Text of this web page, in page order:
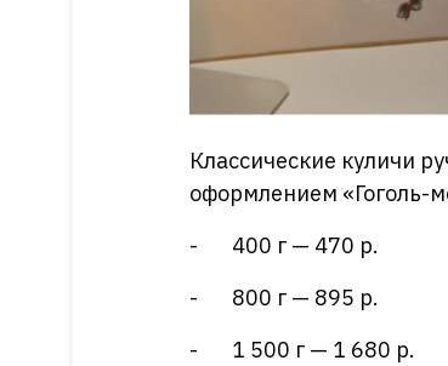
Классические куличи
оформлением «Гоголь-
- 400 г — 470 р.
- 800 г — 895 р.
- 1 500 г — 1 680 р.